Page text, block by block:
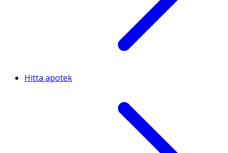
Hitta apotek